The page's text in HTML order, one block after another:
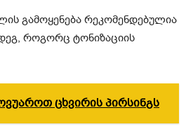
გამოყენება რეკომენდებულია
როგორც ტონიზაციის
ცხვირის პირსინგს